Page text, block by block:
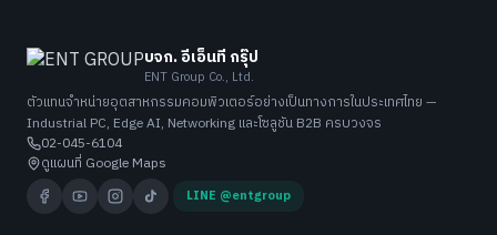
บจก. อีเอ็นที กรุ๊ป
ENT Group Co., Ltd.
ตัวแทนจำหน่ายอุตสาหกรรมคอมพิวเตอร์อย่างเป็นทางการในประเทศไทย —
Industrial PC, Edge AI, Networking และโซลูชัน B2B ครบวงจร
02-045-6104
ดูแผนที่ Google Maps
LINE @entgroup